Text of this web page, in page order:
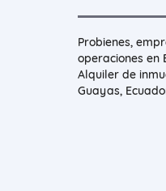
Probienes,
operaciones en
Alquiler de
Guayas,